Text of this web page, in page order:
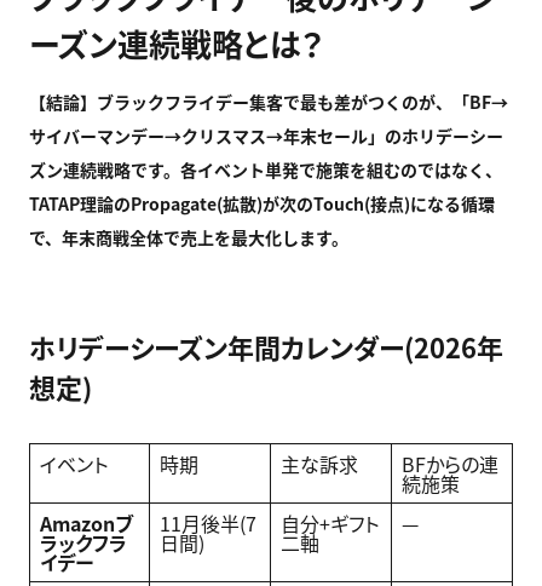
ーズン連続戦略とは？
【結論】ブラックフライデー集客で最も差がつくのが、「BF→
サイバーマンデー→クリスマス→年末セール」のホリデーシー
ズン連続戦略です。各イベント単発で施策を組むのではなく、
TATAP理論のPropagate(拡散)が次のTouch(接点)になる循環
で、年末商戦全体で売上を最大化します。
ホリデーシーズン年間カレンダー(2026年
想定)
イベント 時期 主な訴求 BFからの連
続施策
Amazonブ
ラックフラ
イデー
11月後半(7
日間)
自分+ギフト
二軸
—